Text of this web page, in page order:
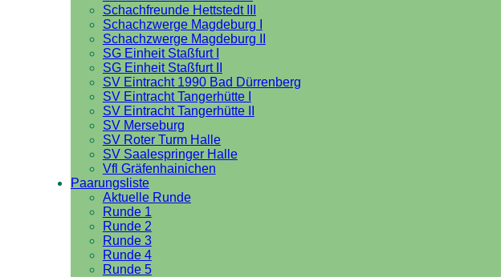
Schachfreunde Hettstedt III
Schachzwerge Magdeburg I
Schachzwerge Magdeburg II
SG Einheit Staßfurt I
SG Einheit Staßfurt II
SV Eintracht 1990 Bad Dürrenberg
SV Eintracht Tangerhütte I
SV Eintracht Tangerhütte II
SV Merseburg
SV Roter Turm Halle
SV Saalespringer Halle
Vfl Gräfenhainichen
Paarungsliste
Aktuelle Runde
Runde 1
Runde 2
Runde 3
Runde 4
Runde 5